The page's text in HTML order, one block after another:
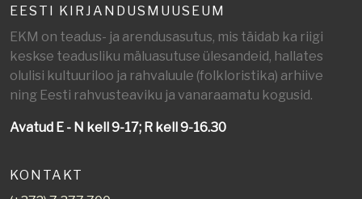
EESTI KIRJANDUSMUUSEUM
EKM on teadus- ja arendusasutus, mis täidab ka riigi
keskse teadusliku mäluasutuse ülesandeid, hallates
olulisi kultuuriloo ja rahvaluule (folkloristika) arhiive
ning Eesti rahvusteaviku ja vanaraamatu kogusid.
Avatud E - N kell 9-17; R kell 9-16.30
KONTAKT